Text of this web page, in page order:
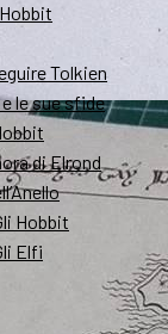
Tolkien
le sue sfide
di Elrond
Hobbit
Elfi